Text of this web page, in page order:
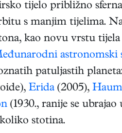
tijelo približno
s manjim tijelima.
kao novu vrstu tijela
astronomski
patuljastih
Erida (2005),
(1930., ranije se ubrajao
stotina.